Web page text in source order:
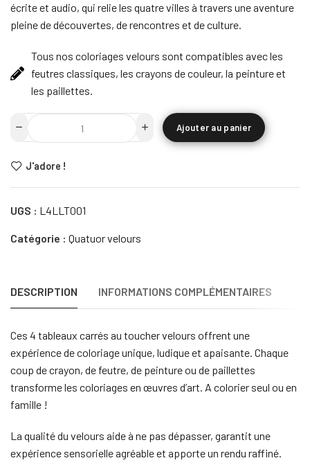
écrite et audio, qui relie les quatre villes à travers une aventure
pleine de découvertes, de rencontres et de culture.
Tous nos coloriages velours sont compatibles avec les
feutres classiques, les crayons de couleur, la peinture et
les paillettes.
Ajouter au panier
J'adore !
UGS : L4LLT001
Catégorie : Quatuor velours
DESCRIPTION INFORMATIONS COMPLÉMENTAIRES
Ces 4 tableaux carrés au toucher velours offrent une
expérience de coloriage unique, ludique et apaisante. Chaque
coup de crayon, de feutre, de peinture ou de paillettes
transforme les coloriages en œuvres d’art. A colorier seul ou en
famille !
La qualité du velours aide à ne pas dépasser, garantit une
expérience sensorielle agréable et apporte un rendu raffiné.